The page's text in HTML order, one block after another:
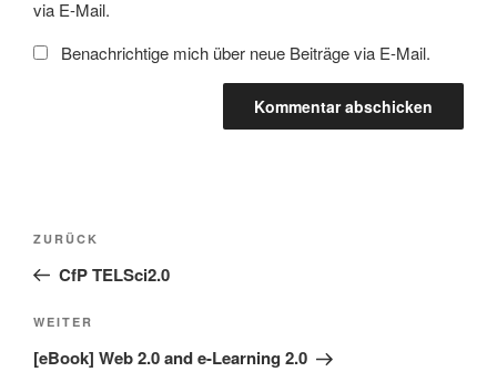
via E-Mail.
Benachrichtige mich über neue Beiträge via E-Mail.
Beitragsnavigation
Vorheriger
Beitrag
ZURÜCK
CfP TELSci2.0
Nächster
Beitrag
WEITER
[eBook] Web 2.0 and e-Learning 2.0